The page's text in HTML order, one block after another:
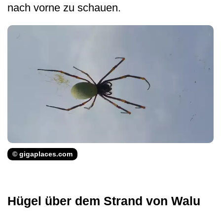
nach vorne zu schauen.
© gigaplaces.com
Hügel über dem Strand von Walu